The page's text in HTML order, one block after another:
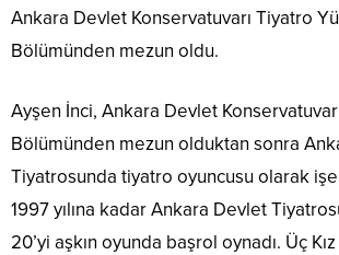
Ankara Devlet Konservatuvarı Tiyatro
Bölümünden mezun oldu.
Ayşen İnci, Ankara Devlet
Bölümünden mezun olduktan sonra
Tiyatrosunda tiyatro oyuncusu olarak işe
1997 yılına kadar Ankara Devlet
20’yi aşkın oyunda başrol oynadı. Üç